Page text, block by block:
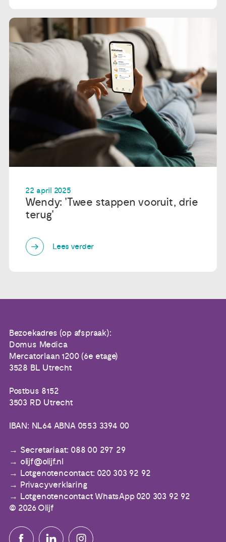
22 april 2025
Wendy: 'Twee stappen vooruit, drie
terug'
Lees verder
Bezoekadres (op afspraak):
Domus Medica
Mercatorlaan 1200 (6e etage)
3528 BL Utrecht
Postbus 8152
3503 RD Utrecht
IBAN: NL64 ABNA 0553 3394 00
Secretariaat: 088 00 297 29
olijf@olijf.nl
Lotgenotencontact: 020 303 92 92
Privacyverklaring
Lotgenotencontact WhatsApp 020 303 92 92
© 2026 Olijf